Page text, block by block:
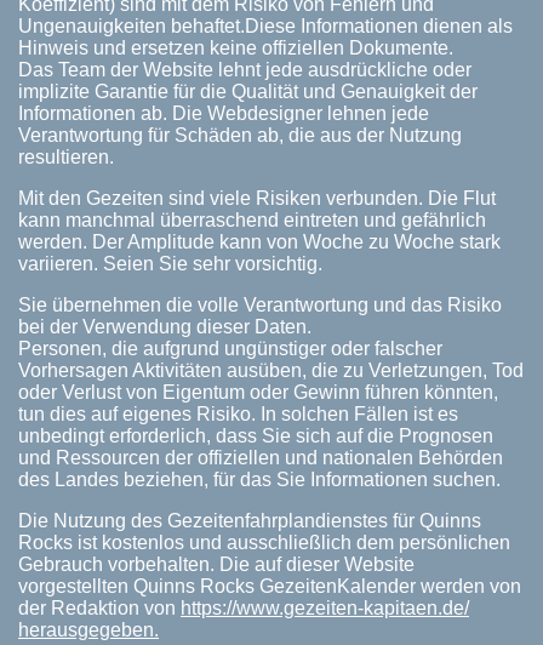
Koeffizient) sind mit dem Risiko von Fehlern und
Ungenauigkeiten behaftet.Diese Informationen dienen als
Hinweis und ersetzen keine offiziellen Dokumente.
Das Team der Website lehnt jede ausdrückliche oder
implizite Garantie für die Qualität und Genauigkeit der
Informationen ab. Die Webdesigner lehnen jede
Verantwortung für Schäden ab, die aus der Nutzung
resultieren.
Mit den Gezeiten sind viele Risiken verbunden. Die Flut
kann manchmal überraschend eintreten und gefährlich
werden. Der Amplitude kann von Woche zu Woche stark
variieren. Seien Sie sehr vorsichtig.
Sie übernehmen die volle Verantwortung und das Risiko
bei der Verwendung dieser Daten.
Personen, die aufgrund ungünstiger oder falscher
Vorhersagen Aktivitäten ausüben, die zu Verletzungen, Tod
oder Verlust von Eigentum oder Gewinn führen könnten,
tun dies auf eigenes Risiko. In solchen Fällen ist es
unbedingt erforderlich, dass Sie sich auf die Prognosen
und Ressourcen der offiziellen und nationalen Behörden
des Landes beziehen, für das Sie Informationen suchen.
Die Nutzung des Gezeitenfahrplandienstes für Quinns
Rocks ist kostenlos und ausschließlich dem persönlichen
Gebrauch vorbehalten. Die auf dieser Website
vorgestellten Quinns Rocks GezeitenKalender werden von
der Redaktion von https://www.gezeiten-kapitaen.de/
herausgegeben.